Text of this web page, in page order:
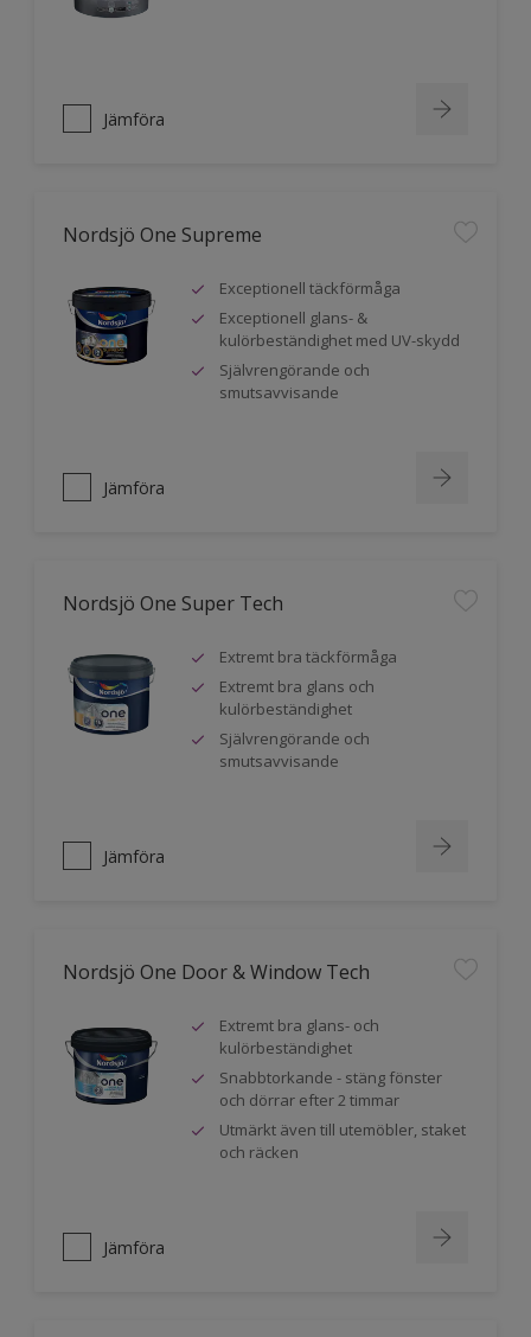
Jämföra
Nordsjö One Supreme
Exceptionell täckförmåga
Exceptionell glans- &
kulörbeständighet med UV-skydd
Självrengörande och
smutsavvisande
Jämföra
Nordsjö One Super Tech
Extremt bra täckförmåga
Extremt bra glans och
kulörbeständighet
Självrengörande och
smutsavvisande
Jämföra
Nordsjö One Door & Window Tech
Extremt bra glans- och
kulörbeständighet
Snabbtorkande - stäng fönster
och dörrar efter 2 timmar
Utmärkt även till utemöbler, staket
och räcken
Jämföra